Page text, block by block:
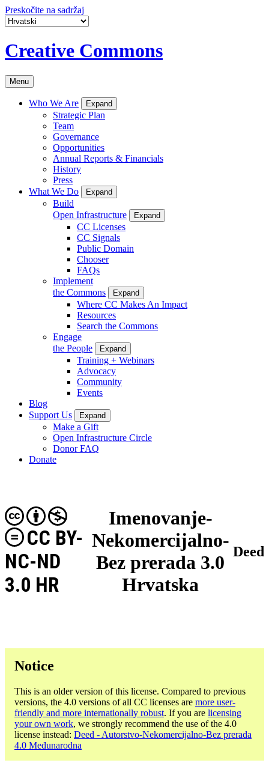
Preskočite na sadržaj
Creative Commons
Menu
Who We Are Expand
Strategic Plan
Team
Governance
Opportunities
Annual Reports & Financials
History
Press
What We Do
Expand
Build
Open Infrastructure
Expand
CC Licenses
CC Signals
Public Domain
Chooser
FAQs
Implement
the Commons
Expand
Where CC Makes An Impact
Resources
Search the Commons
Engage
the People
Expand
Training + Webinars
Advocacy
Community
Events
Blog
Support Us
Expand
Make a Gift
Open Infrastructure Circle
Donor FAQ
Donate
Imenovanje-
Nekomercijalno-
Bez prerada 3.0
Hrvatska
CC BY-
NC-ND
3.0 HR
Deed
Notice
This is an older version of this license. Compared to previous
versions, the 4.0 versions of all CC licenses are more user-
friendly and more internationally robust. If you are licensing
your own work, we strongly recommend the use of the 4.0
license instead: Deed - Autorstvo-Nekomercijalno-Bez prerada
4.0 Međunarodna